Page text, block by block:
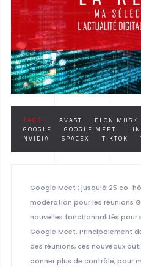
TAGS : AVAST ELON MUSK
GOOGLE
GOOGLE MEET
NVIDIA
SPACEX TIKTOK
Google Meet : jusqu’à 25 co-
modération pour les réunions
nouvelles fonctionnalités pour
Google Meet. Principalement
des réunions, ces nouveaux
donner plus de contrôle, pour